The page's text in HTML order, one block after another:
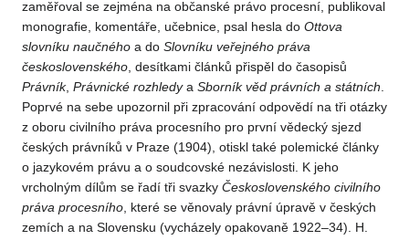
zaměřoval se zejména na občanské právo procesní, publikoval
monografie, komentáře, učebnice, psal hesla do Ottova
slovníku naučného a do Slovníku veřejného práva
československého , desítkami článků přispěl do časopisů
Právník, Právnické rozhledya Sborník věd právních a státních
Poprvé na sebe upozornil při zpracování odpovědí na tři otázky
z oboru civilního práva procesního pro první vědecký sjezd
českých právníků v Praze (1904), otiskl také polemické články
o jazykovém právu a o soudcovské nezávislosti. K jeho
vrcholným dílům se řadí tři svazky Československého civilního
práva procesního , které se věnovaly právní úpravě v českých
zemích a na Slovensku (vycházely opakovaně 1922–34). H.